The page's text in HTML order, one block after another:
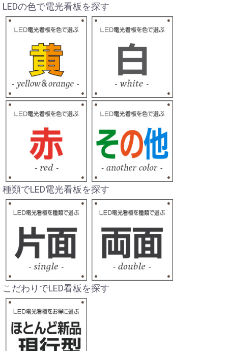
LEDの色で電光看板を探す
種類でLED電光看板を探す
こだわりでLED看板を探す